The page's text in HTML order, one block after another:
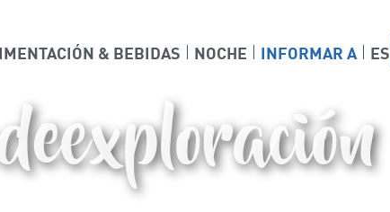
& BEBIDAS NOCHE INFORMAR A ES